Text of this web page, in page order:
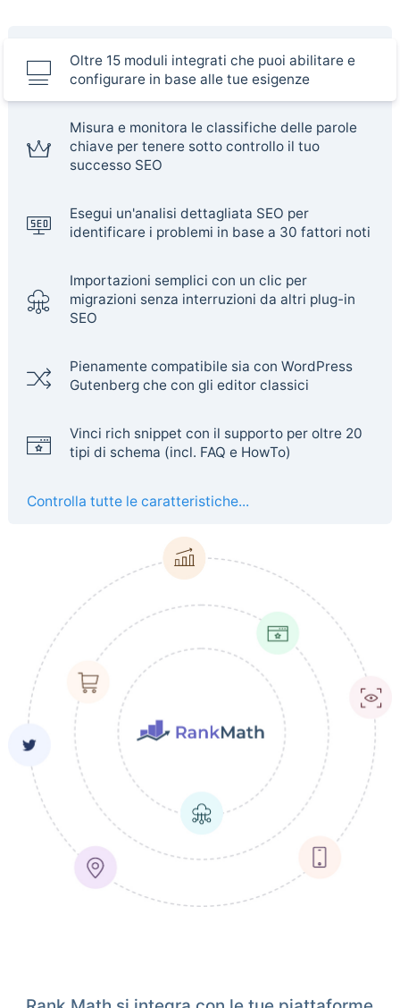
Oltre 15 moduli integrati che puoi abilitare e
configurare in base alle tue esigenze
Misura e monitora le classifiche delle parole
chiave per tenere sotto controllo il tuo
successo SEO
Esegui un'analisi dettagliata SEO per
identificare i problemi in base a 30 fattori noti
Importazioni semplici con un clic per
migrazioni senza interruzioni da altri plug-in
SEO
Pienamente compatibile sia con WordPress
Gutenberg che con gli editor classici
Vinci rich snippet con il supporto per oltre 20
tipi di schema (incl. FAQ e HowTo)
Controlla tutte le caratteristiche...